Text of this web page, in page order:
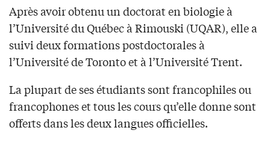
Après avoir obtenu un doctorat en biologie à
l’Université du Québec à Rimouski (UQAR), elle a
suivi deux formations postdoctorales à
l’Université de Toronto et à l’Université Trent.
La plupart de ses étudiants sont francophiles ou
francophones et tous les cours qu’elle donne sont
offerts dans les deux langues officielles.